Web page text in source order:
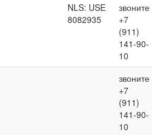
NLS: USE
8082935
звоните
+7
(911)
141-90-
10
звоните
+7
(911)
141-90-
10